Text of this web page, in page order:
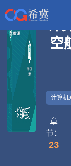
计
空
计算机
章
节：
23